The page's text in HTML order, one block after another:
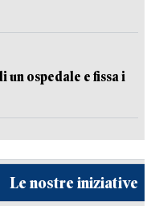
un ospedale e fissa i
Le nostre iniziative